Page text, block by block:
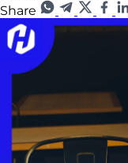
Share